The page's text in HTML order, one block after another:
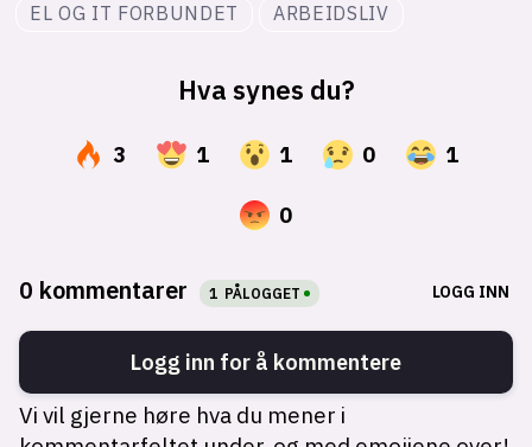
EL OG IT FORBUNDET
ARBEIDSLIV